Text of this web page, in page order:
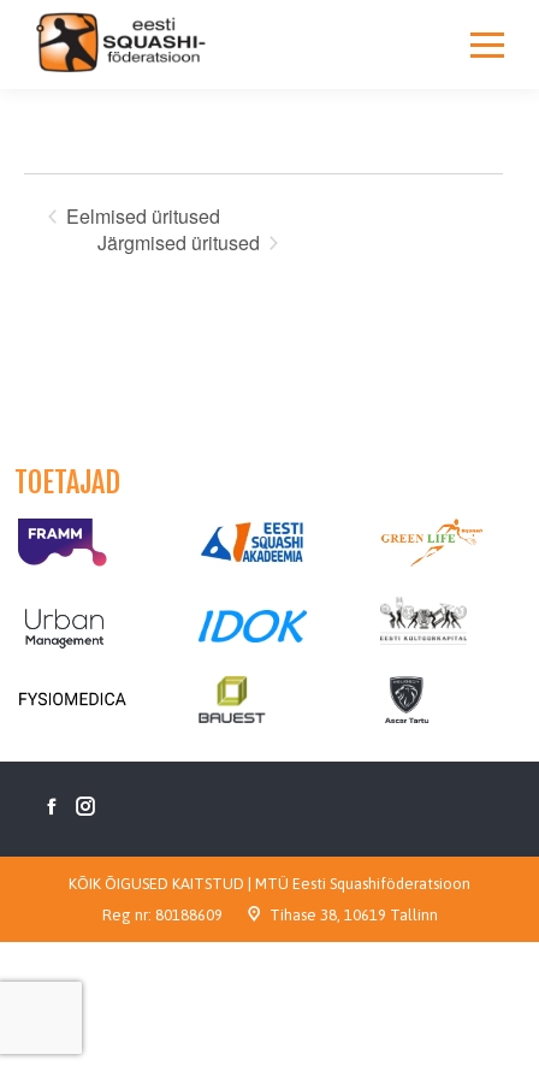
TOETAJAD
KÕIK ÕIGUSED KAITSTUD | MTÜ Eesti Squashiföderatsioon
Reg nr: 80188609 Tihase 38, 10619 Tallinn